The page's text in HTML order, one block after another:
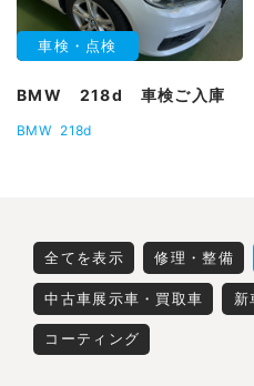
車検・点検
BMW 218d 車検ご入庫
BMW 218d
全てを表示 修理・整備
中古車展示車・買取車 新
コーティング